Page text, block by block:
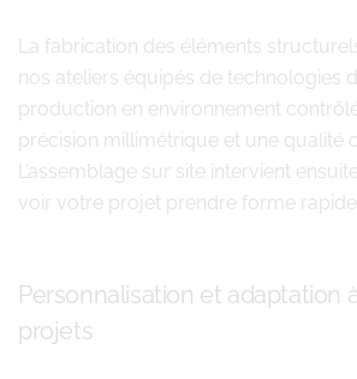
La fabrication des éléments
nos ateliers équipés de technologies
production en environnement
précision millimétrique et une qualité
L’assemblage sur site intervient
voir votre projet prendre forme
Personnalisation et adaptation
projets